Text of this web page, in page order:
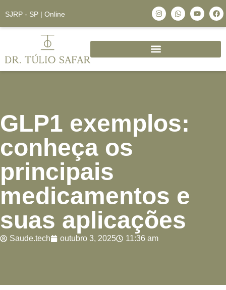
SJRP - SP | Online
GLP1 exemplos:
conheça os
principais
medicamentos e
suas aplicações
Saude.tech outubro 3, 2025 11:36 am